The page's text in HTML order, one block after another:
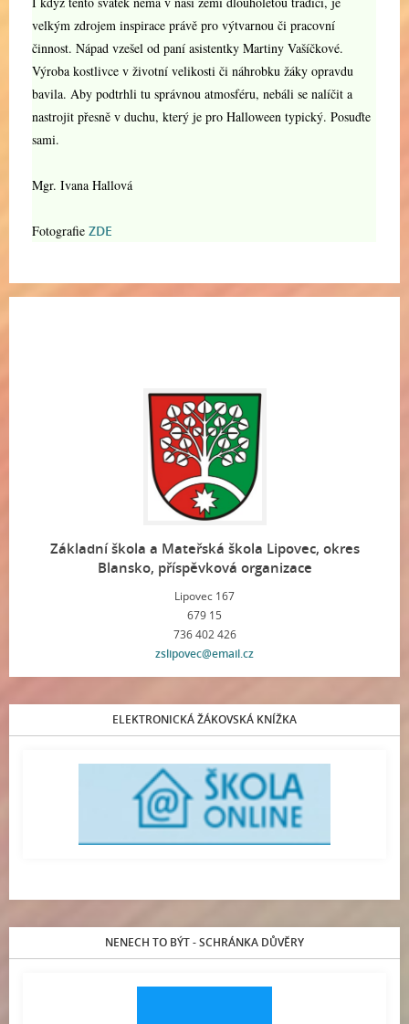
velkým zdrojem inspirace právě pro výtvarnou či pracovní
činnost. Nápad vzešel od paní asistentky Martiny Vašíčkové.
Výroba kostlivce v životní velikosti či náhrobku žáky opravdu
bavila. Aby podtrhli tu správnou atmosféru, nebáli se nalíčit a
nastrojit přesně v duchu, který je pro Halloween typický. Posuďte
sami.
Mgr. Ivana Hallová
Fotografie ZDE
Základní škola a Mateřská škola Lipovec, okres
Blansko, příspěvková organizace
Lipovec 167
679 15
736 402 426
zslipovec@email.cz
ELEKTRONICKÁ ŽÁKOVSKÁ KNÍŽKA
NENECH TO BÝT - SCHRÁNKA DŮVĚRY